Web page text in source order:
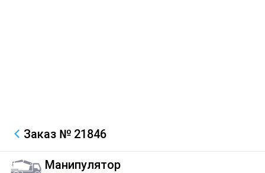
Заказ № 21846
Манипулятор